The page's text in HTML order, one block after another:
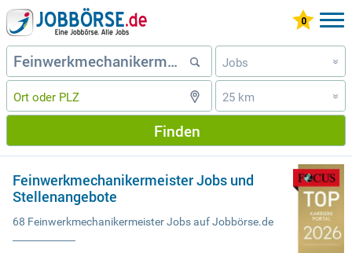
Jobs »
25 km »
Finden
Feinwerkmechanikermeister Jobs und
Stellenangebote
68 Feinwerkmechanikermeister Jobs auf Jobbörse.de